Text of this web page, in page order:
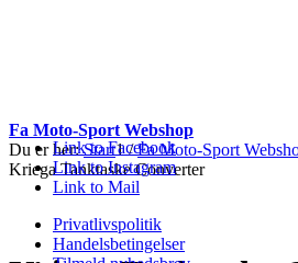
Link to Facebook
Link to Instagram
Link to Mail
Privatlivspolitik
Handelsbetingelser
Fa Moto-Sport Webshop
Du er her: Start1 / Fa Moto-Sport
Kriega Tanktaske Converter